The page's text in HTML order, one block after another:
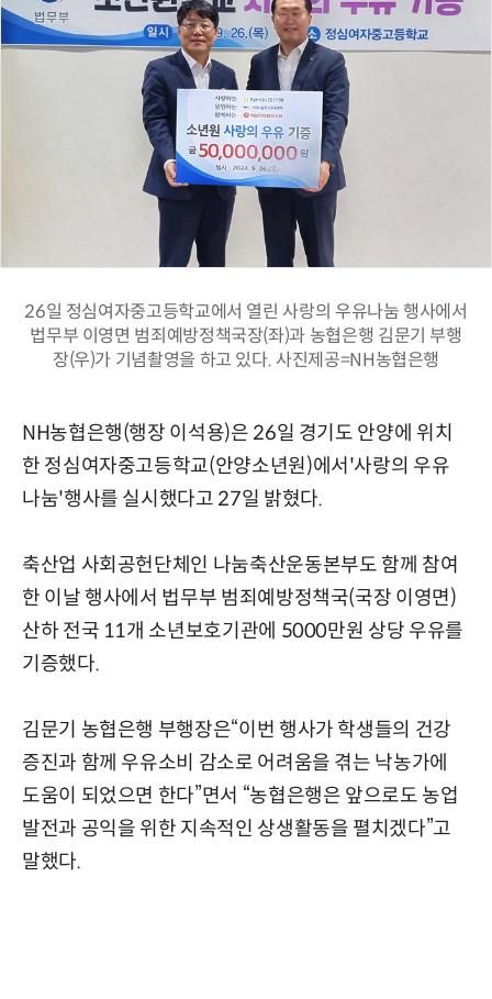
26일 정심여자중고등학교에서 열린 사랑의 우유나눔 행사에서
법무부 이영면 범죄예방정책국장(좌)과 농협은행 김문기 부행
장(우)가 기념촬영을 하고 있다. 사진제공=NH농협은행
NH농협은행(행장 이석용)은 26일 경기도 안양에 위치
한 정심여자중고등학교(안양소년원)에서'사랑의 우유
나눔'행사를 실시했다고 27일 밝혔다.
축산업 사회공헌단체인 나눔축산운동본부도 함께 참여
한 이날 행사에서 법무부 범죄예방정책국(국장 이영면)
산하 전국 11개 소년보호기관에 5000만원 상당 우유를
기증했다.
김문기 농협은행 부행장은“이번 행사가 학생들의 건강
증진과 함께 우유소비 감소로 어려움을 겪는 낙농가에
도움이 되었으면 한다”면서 “농협은행은 앞으로도 농업
발전과 공익을 위한 지속적인 상생활동을 펼치겠다”고
말했다.